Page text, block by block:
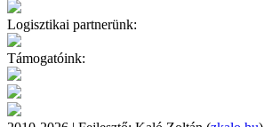
Logisztikai partnerünk:
Támogatóink: